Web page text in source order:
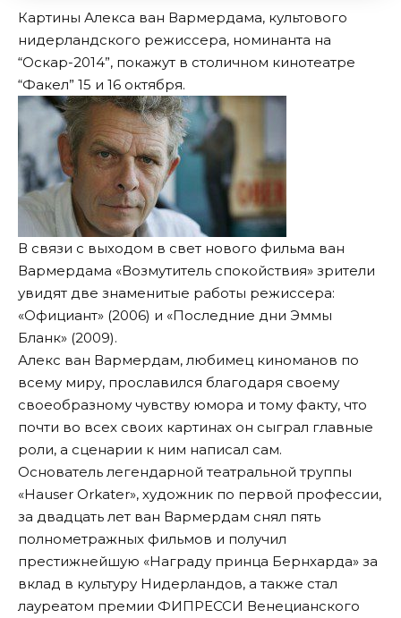
Картины Алекса ван Вармердама, культового
нидерландского режиссера, номинанта на
“Оскар-2014”, покажут в столичном кинотеатре
“Факел” 15 и 16 октября.
В связи с выходом в свет нового фильма ван
Вармердама «Возмутитель спокойствия» зрители
увидят две знаменитые работы режиссера:
«Официант» (2006) и «Последние дни Эммы
Бланк» (2009).
Алекс ван Вармердам, любимец киноманов по
всему миру, прославился благодаря своему
своеобразному чувству юмора и тому факту, что
почти во всех своих картинах он сыграл главные
роли, а сценарии к ним написал сам.
Основатель легендарной театральной труппы
«Hauser Orkater», художник по первой профессии,
за двадцать лет ван Вармердам снял пять
полнометражных фильмов и получил
престижнейшую «Награду принца Бернхарда» за
вклад в культуру Нидерландов, а также стал
лауреатом премии ФИПРЕССИ Венецианского